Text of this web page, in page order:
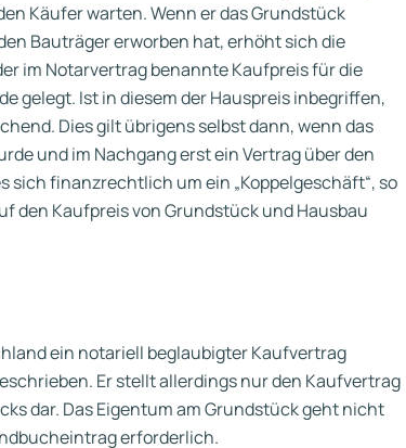
Käufer warten. Wenn er das Grundstück
Bauträger erworben hat, erhöht sich die
im Notarvertrag benannte Kaufpreis für die
gelegt. Ist in diesem der Hauspreis inbegriffen,
Dies gilt übrigens selbst dann, wenn das
und im Nachgang erst ein Vertrag über den
sich finanzrechtlich um ein „Koppelgeschäft“, so
den Kaufpreis von Grundstück und Hausbau
ein notariell beglaubigter Kaufvertrag
Er stellt allerdings nur den Kaufvertrag
dar. Das Eigentum am Grundstück geht nicht
erforderlich.